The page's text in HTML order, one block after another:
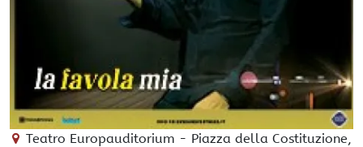
Teatro Europauditorium - Piazza della Costituzione,